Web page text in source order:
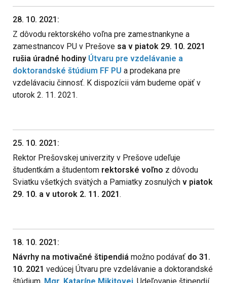
28. 10. 2021:
Z dôvodu rektorského voľna pre zamestnankyne a
zamestnancov PU v Prešove sa v piatok 29. 10. 2021
rušia úradné hodiny Útvaru pre vzdelávanie a
doktorandské štúdium FF PU a prodekana pre
vzdelávaciu činnosť. K dispozícii vám budeme opäť v
utorok 2. 11. 2021.
25. 10. 2021:
Rektor Prešovskej univerzity v Prešove udeľuje
študentkám a študentom rektorské voľno z dôvodu
Sviatku všetkých svätých a Pamiatky zosnulých v piatok
29. 10. a v utorok 2. 11. 2021 .
18. 10. 2021:
Návrhy na motivačné štipendiá možno podávať do 31.
10. 2021 vedúcej Útvaru pre vzdelávanie a doktorandské
štúdium, Mgr. Kataríne Mikitovej. Udeľovanie štipendií